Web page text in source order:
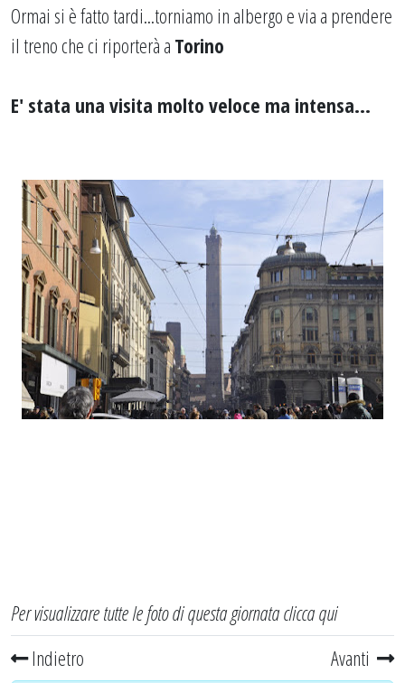
Ormai si è fatto tardi...torniamo in albergo e via a prendere
il treno che ci riporterà a Torino
E' stata una visita molto veloce ma intensa...
Per visualizzare tutte le foto di questa giornataclicca qui
Indietro
Avanti